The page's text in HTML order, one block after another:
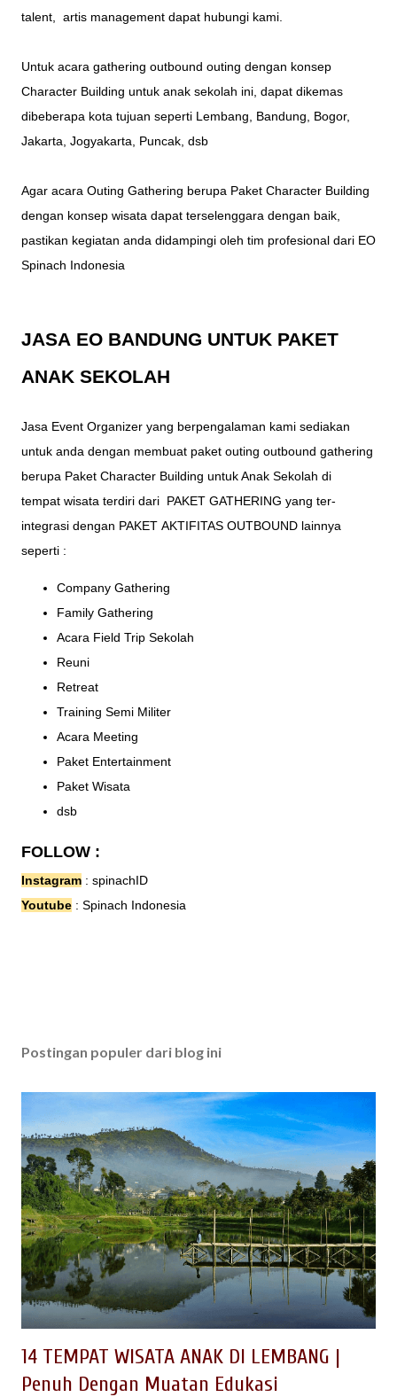
talent, artis management dapat hubungi kami.
Untuk acara gathering outbound outing dengan konsep
Character Building untuk anak sekolah ini, dapat dikemas
dibeberapa kota tujuan seperti Lembang, Bandung, Bogor,
Jakarta, Jogyakarta, Puncak, dsb
Agar acara Outing Gathering berupa Paket Character Building
dengan konsep wisata dapat terselenggara dengan baik,
pastikan kegiatan anda didampingi oleh tim profesional dari EO
Spinach Indonesia
JASA EO BANDUNG UNTUK PAKET
ANAK SEKOLAH
Jasa Event Organizer yang berpengalaman kami sediakan
untuk anda dengan membuat paket outing outbound gathering
berupa Paket Character Building untuk Anak Sekolah di
tempat wisata terdiri dari PAKET GATHERING yang ter-
integrasi dengan PAKET AKTIFITAS OUTBOUND lainnya
seperti :
Company Gathering
Family Gathering
Acara Field Trip Sekolah
Reuni
Retreat
Training Semi Militer
Acara Meeting
Paket Entertainment
Paket Wisata
dsb
FOLLOW :
Instagram : spinachID
Youtube : Spinach Indonesia
Postingan populer dari blog ini
14 TEMPAT WISATA ANAK DI LEMBANG |
Penuh Dengan Muatan Edukasi